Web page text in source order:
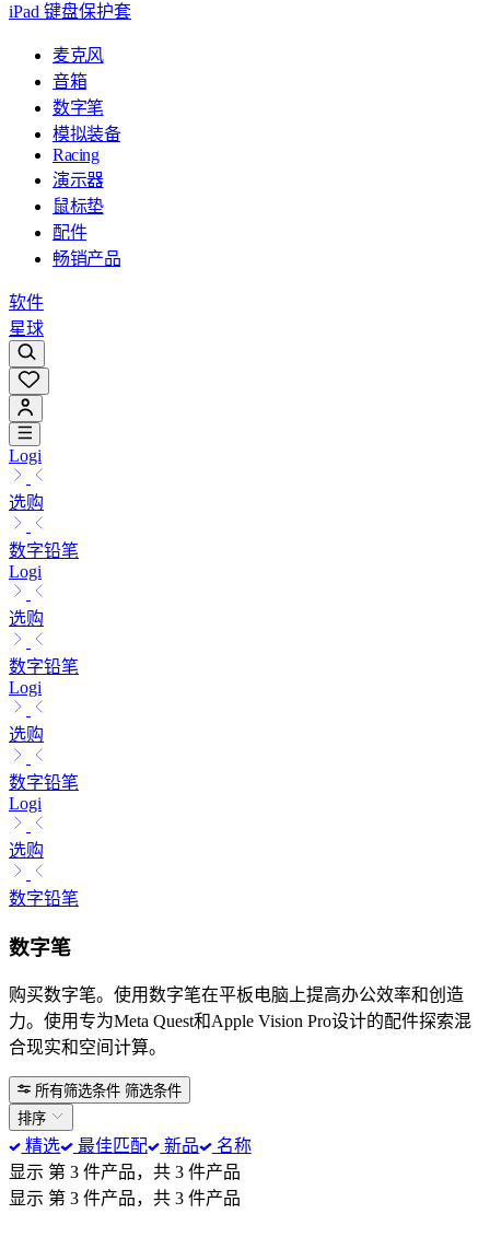
iPad 键盘保护套
麦克风
音箱
数字笔
模拟装备
Racing
演示器
鼠标垫
配件
畅销产品
软件
星球
Logi
选购
数字铅笔
Logi
选购
数字铅笔
Logi
选购
数字铅笔
Logi
选购
数字铅笔
数字笔
购买数字笔。使用数字笔在平板电脑上提高办公效率和创造
力。使用专为Meta Quest和Apple Vision Pro设计的配件探索混
合现实和空间计算。
所有筛选条件 筛选条件
排序
精选 最佳匹配 新品
名称
显示 第 3 件产品，共 3 件产品
显示 第 3 件产品，共 3 件产品